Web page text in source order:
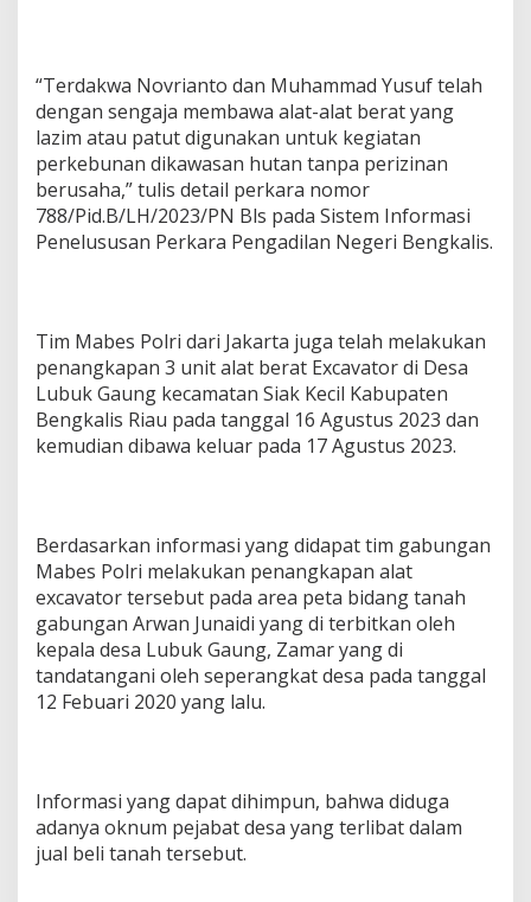
“Terdakwa Novrianto dan Muhammad Yusuf telah
dengan sengaja membawa alat-alat berat yang
lazim atau patut digunakan untuk kegiatan
perkebunan dikawasan hutan tanpa perizinan
berusaha,” tulis detail perkara nomor
788/Pid.B/LH/2023/PN Bls pada Sistem Informasi
Penelususan Perkara Pengadilan Negeri Bengkalis.
Tim Mabes Polri dari Jakarta juga telah melakukan
penangkapan 3 unit alat berat Excavator di Desa
Lubuk Gaung kecamatan Siak Kecil Kabupaten
Bengkalis Riau pada tanggal 16 Agustus 2023 dan
kemudian dibawa keluar pada 17 Agustus 2023.
Berdasarkan informasi yang didapat tim gabungan
Mabes Polri melakukan penangkapan alat
excavator tersebut pada area peta bidang tanah
gabungan Arwan Junaidi yang di terbitkan oleh
kepala desa Lubuk Gaung, Zamar yang di
tandatangani oleh seperangkat desa pada tanggal
12 Febuari 2020 yang lalu.
Informasi yang dapat dihimpun, bahwa diduga
adanya oknum pejabat desa yang terlibat dalam
jual beli tanah tersebut.